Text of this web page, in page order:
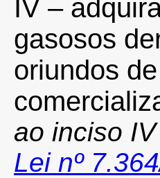
IV –
gasosos
oriundos
ao inciso
Lei nº